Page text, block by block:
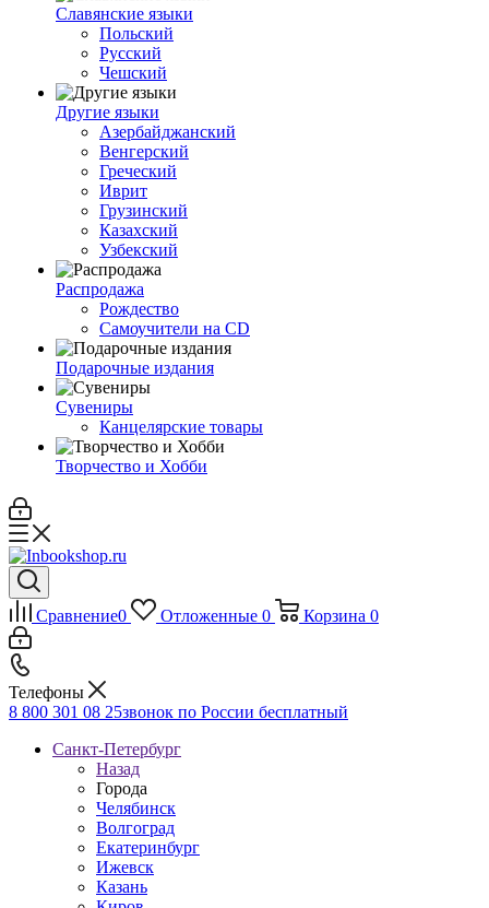
Славянские языки
Польский
Русский
Чешский
Другие языки
Азербайджанский
Венгерский
Греческий
Иврит
Грузинский
Казахский
Узбекский
Распродажа
Рождество
Самоучители на CD
Подарочные издания
Сувениры
Канцелярские товары
Творчество и Хобби
Сравнение0 Отложенные 0 Корзина 0
Телефоны
8 800 301 08 25звонок по России бесплатный
Санкт-Петербург
Назад
Города
Челябинск
Волгоград
Екатеринбург
Ижевск
Казань